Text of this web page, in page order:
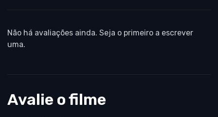
Não há avaliações ainda. Seja o primeiro a escrever
uma.
Avalie o filme